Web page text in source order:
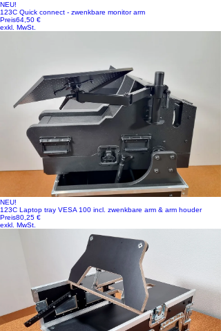
NEU!
123C Quick connect - zwenkbare monitor arm
Preis64,50 €
exkl. MwSt.
NEU!
123C Laptop tray VESA 100 incl. zwenkbare arm & arm houder
Preis80,25 €
exkl. MwSt.